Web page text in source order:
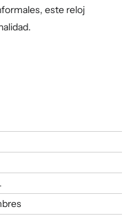
este reloj